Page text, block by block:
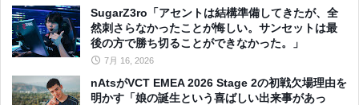
SugarZ3ro「アセントは結構準備してきたが、全
然刺さらなかったことが悔しい。サンセットは最
後の方で勝ち切ることができなかった。」
7月 16, 2026
nAtsがVCT EMEA 2026 Stage 2の初戦欠場理由を
明かす「娘の誕生という喜ばしい出来事があっ